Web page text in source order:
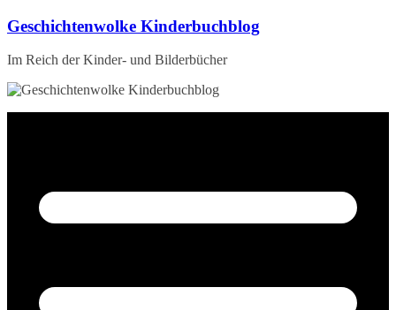
Zum
springen
Geschichtenwolke Kinderbuchblog
Im Reich der Kinder- und Bilderbücher